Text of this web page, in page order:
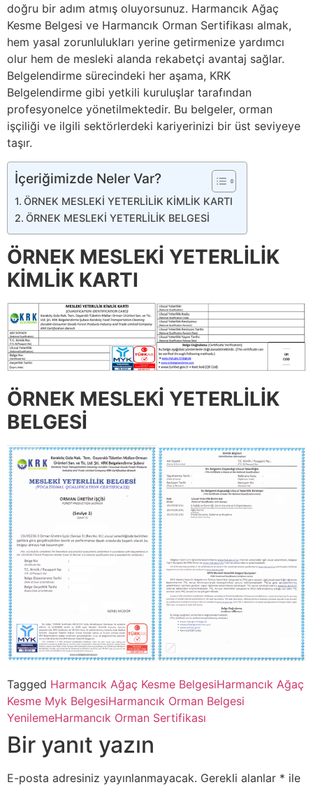
doğru bir adım atmış oluyorsunuz. Harmancık Ağaç
Kesme Belgesi ve Harmancık Orman Sertifikası almak,
hem yasal zorunlulukları yerine getirmenize yardımcı
olur hem de mesleki alanda rekabetçi avantaj sağlar.
Belgelendirme sürecindeki her aşama, KRK
Belgelendirme gibi yetkili kuruluşlar tarafından
profesyonelce yönetilmektedir. Bu belgeler, orman
işçiliği ve ilgili sektörlerdeki kariyerinizi bir üst seviyeye
taşır.
İçeriğimizde Neler Var?
ÖRNEK MESLEKİ YETERLİLİK KİMLİK KARTI
ÖRNEK MESLEKİ YETERLİLİK BELGESİ
ÖRNEK MESLEKİ YETERLİLİK
KİMLİK KARTI
ÖRNEK MESLEKİ YETERLİLİK
BELGESİ
Tagged Harmancık Ağaç Kesme BelgesiHarmancık Ağaç
Kesme Myk BelgesiHarmancık Orman Belgesi
YenilemeHarmancık Orman Sertifikası
Bir yanıt yazın
E-posta adresiniz yayınlanmayacak. Gerekli alanlar * ile